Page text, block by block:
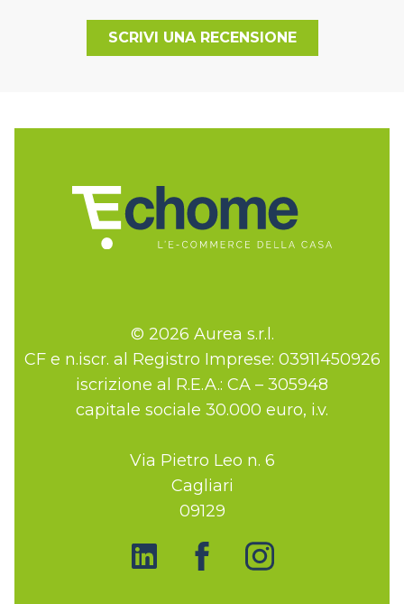
SCRIVI UNA RECENSIONE
© 2026 Aurea s.r.l.
CF e n.iscr. al Registro Imprese: 03911450926
iscrizione al R.E.A.: CA – 305948
capitale sociale 30.000 euro, i.v.
Via Pietro Leo n. 6
Cagliari
09129